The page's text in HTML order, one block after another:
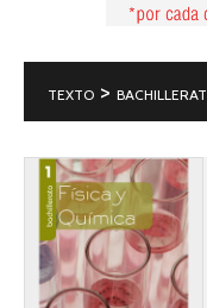
TEXTO >